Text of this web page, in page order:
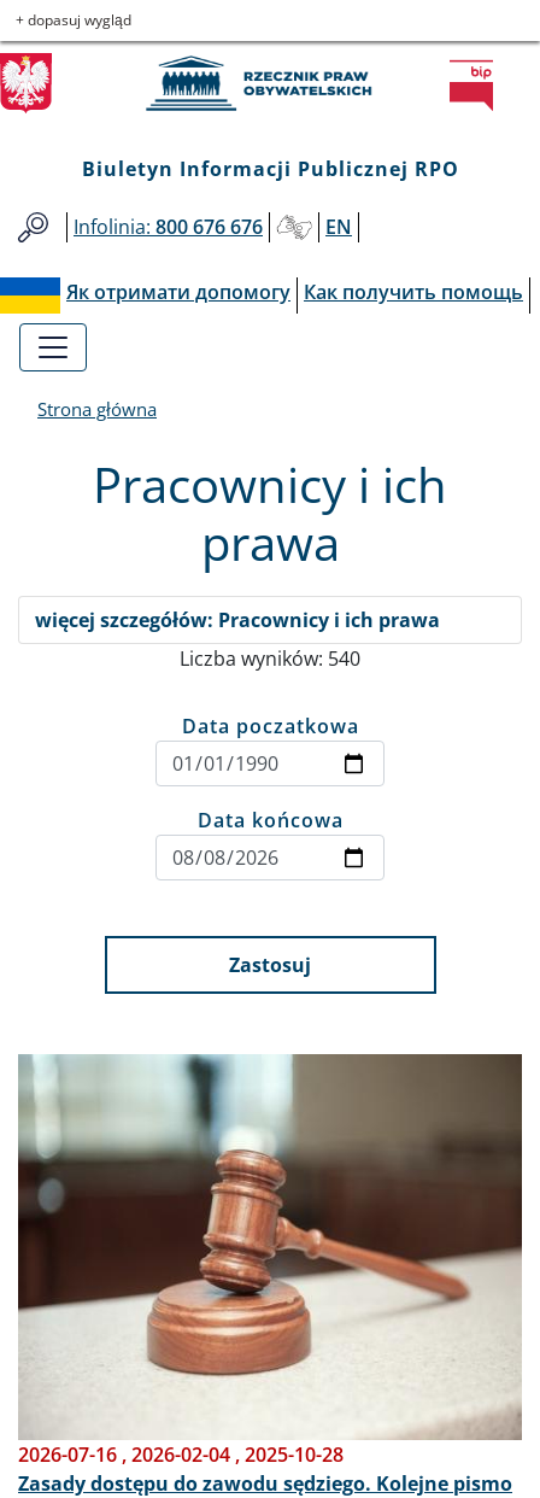
Przejdź
do
menu
głównego
Przejdź
do
treści
Przejdź
to
informacji
o
Przejdź
do
mapy
serwisu
Biuletyn
Informacji
Publicznej
RPO
+ dopasuj wygląd
Biuletyn Informacji Publicznej RPO
Infolinia: 800 676 676 EN
Як отримати допомогу Как получить помощь
Strona główna
Pracownicy i ich
prawa
więcej szczegółów: Pracownicy i ich prawa
Liczba wyników: 540
Data poczatkowa
Data końcowa
Zastosuj
Obraz
2026-07-16 ,2026-02-04 ,2025-10-28
Zasady dostępu do zawodu sędziego. Kolejne pismo